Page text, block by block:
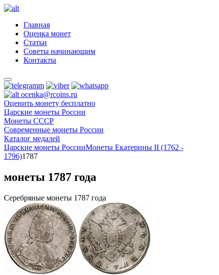
Главная
Оценка монет
Статьи
Советы начинающим
Контакты
ocenka@rcoins.ru
Оценить монету бесплатно
Царские монеты России
Монеты СССР
Современные монеты России
Каталог медалей
Царские монеты РоссииМонеты Екатерины II (1762 -
1796)1787
монеты 1787 года
Серебряные монеты 1787 года